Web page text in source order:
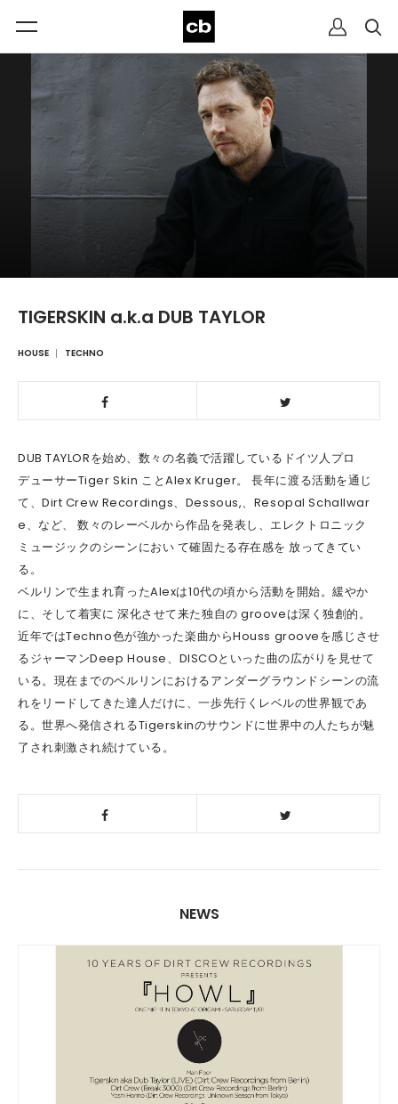
TIGERSKIN a.k.a DUB TAYLOR
HOUSE TECHNO
DUB TAYLORを始め、数々の名義で活躍しているドイツ人プロ
デューサーTiger Skin ことAlex Kruger。 長年に渡る活動を通じ
て、Dirt Crew Recordings、Dessous,、Resopal Schallwar
e、など、 数々のレーベルから作品を発表し、エレクトロニック
ミュージックのシーンにおい て確固たる存在感を 放ってきてい
る。
ベルリンで生まれ育ったAlexは10代の頃から活動を開始。緩やか
に、そして着実に 深化させて来た独自の grooveは深く独創的。
近年ではTechno色が強かった楽曲からHouss grooveを感じさせ
るジャーマンDeep House、DISCOといった曲の広がりを見せて
いる。現在までのベルリンにおけるアンダーグラウンドシーンの流
れをリードしてきた達人だけに、一歩先行くレベルの世界観であ
る。世界へ発信されるTigerskinのサウンドに世界中の人たちが魅
了され刺激され続けている。
NEWS